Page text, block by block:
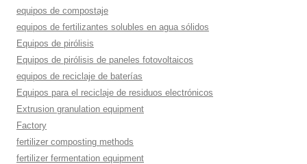
equipos de compostaje
equipos de fertilizantes solubles en agua sólidos
Equipos de pirólisis
Equipos de pirólisis de paneles fotovoltaicos
equipos de reciclaje de baterías
Equipos para el reciclaje de residuos electrónicos
Extrusion granulation equipment
Factory
fertilizer composting methods
fertilizer fermentation equipment